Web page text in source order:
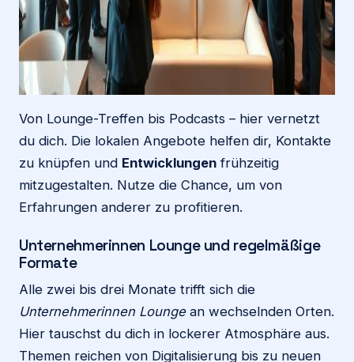
Von Lounge-Treffen bis Podcasts – hier vernetzt
du dich. Die lokalen Angebote helfen dir, Kontakte
zu knüpfen und Entwicklungen frühzeitig
mitzugestalten. Nutze die Chance, um von
Erfahrungen anderer zu profitieren.
Unternehmerinnen Lounge und regelmäßige
Formate
Alle zwei bis drei Monate trifft sich die
Unternehmerinnen Loungean wechselnden Orten.
Hier tauschst du dich in lockerer Atmosphäre aus.
Themen reichen von Digitalisierung bis zu neuen